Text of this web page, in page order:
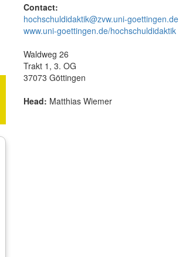
Contact:
hochschuldidaktik@zvw.uni-goettingen.de
www.uni-goettingen.de/hochschuldidaktik
Waldweg 26
Trakt 1, 3. OG
37073 Göttingen
Head: Matthias Wiemer